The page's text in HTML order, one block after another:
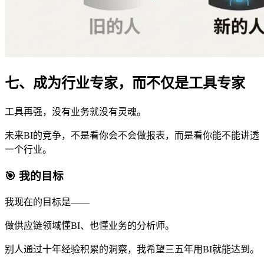
七、成为行业专家，而不仅是工具专家
工具再强，没有业务就没有灵魂。
未来BI的竞争，不是看你会不会做报表，而是看你能不能讲透
一个行业。
🎯 我的目标
我现在的目标是——
做供应链领域懂BI、也懂业务的分析师。
别人通过十年经验积累的洞察，我希望三五年用BI就能达到。